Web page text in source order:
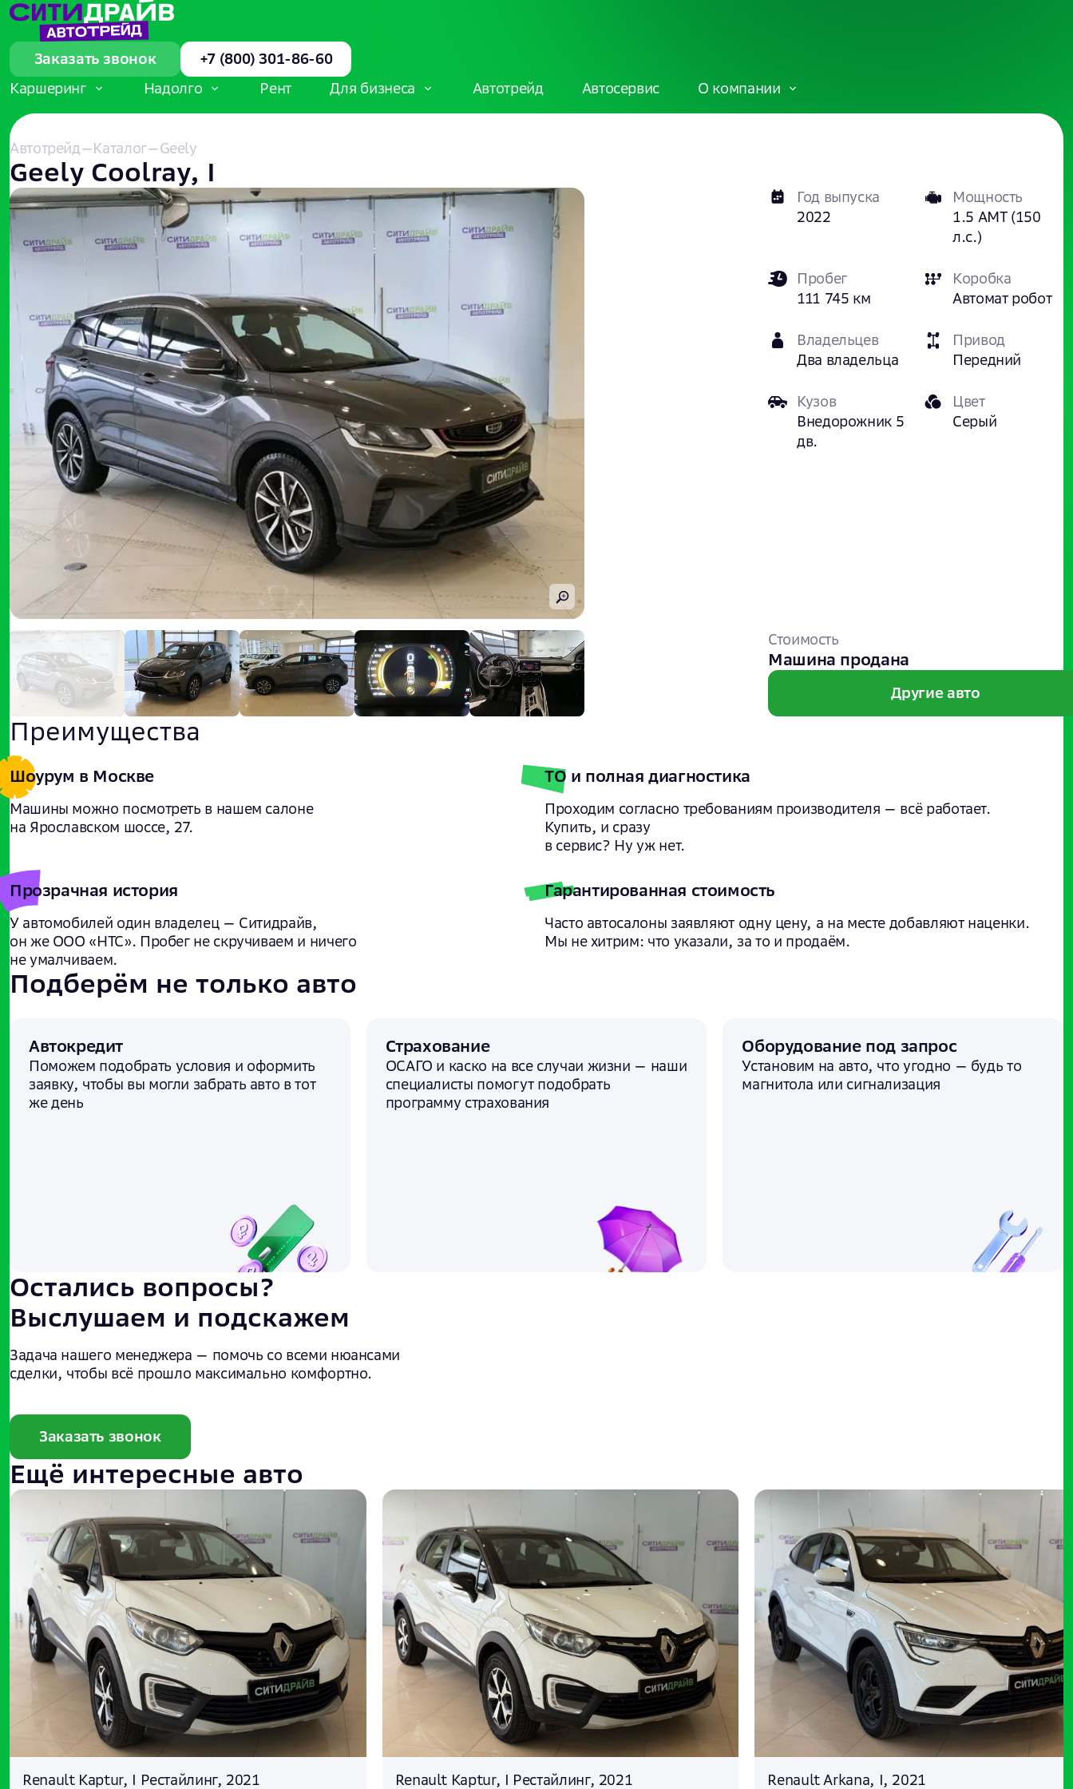
Заказать звонок
+7 (800) 301-86-60
Каршеринг
Надолго Рент Для бизнеса Автотрейд Автосервис О компании
Автотрейд—Каталог—Geely
Geely Coolray, I
Год выпуска
2022
Пробег
111 745 км
Владельцев
Два владельца
Кузов
Внедорожник 5
дв.
Мощность
1.5 AMT (150
л.с.)
Коробка
Автомат робот
Привод
Передний
Цвет
Серый
Стоимость
Машина продана
Другие авто
Преимущества
Шоурум в Москве
Машины можно посмотреть в нашем салоне
на Ярославском шоссе, 27.
ТО и полная диагностика
Проходим согласно требованиям производителя — всё работает.
Купить, и сразу
в сервис? Ну уж нет.
Прозрачная история
У автомобилей один владелец — Ситидрайв,
он же ООО «НТС». Пробег не скручиваем и ничего
не умалчиваем.
Гарантированная стоимость
Часто автосалоны заявляют одну цену, а на месте добавляют наценки.
Мы не хитрим: что указали, за то и продаём.
Подберём не только авто
Автокредит
Поможем подобрать условия и оформить
заявку, чтобы вы могли забрать авто в тот
же день
Страхование
ОСАГО и каско на все случаи жизни — наши
специалисты помогут подобрать
программу страхования
Оборудование под запрос
Установим на авто, что угодно — будь то
магнитола или сигнализация
Остались вопросы?
Выслушаем и подскажем
Задача нашего менеджера — помочь со всеми нюансами
сделки, чтобы всё прошло максимально комфортно.
Заказать звонок
Ещё интересные авто
Renault Kaptur, I Рестайлинг, 2021 Renault Kaptur, I Рестайлинг, 2021 Renault Arkana, I, 2021